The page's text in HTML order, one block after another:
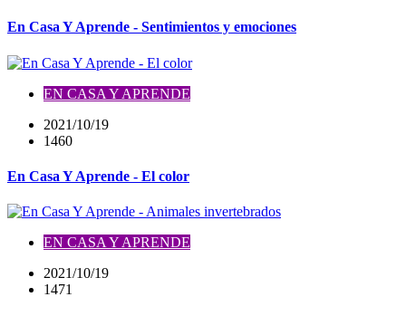
En Casa Y Aprende - Sentimientos y emociones
EN CASA Y APRENDE
2021/10/19
1460
En Casa Y Aprende - El color
EN CASA Y APRENDE
2021/10/19
1471